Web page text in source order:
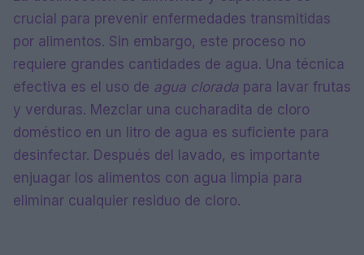
crucial para prevenir enfermedades transmitidas
por alimentos. Sin embargo, este proceso no
requiere grandes cantidades de agua. Una técnica
efectiva es el uso de agua clorada para lavar frutas
y verduras. Mezclar una cucharadita de cloro
doméstico en un litro de agua es suficiente para
desinfectar. Después del lavado, es importante
enjuagar los alimentos con agua limpia para
eliminar cualquier residuo de cloro.